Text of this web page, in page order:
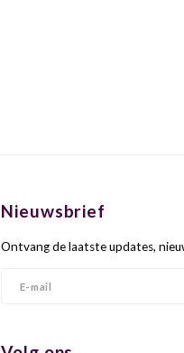
Nieuwsbrief
Ontvang de laatste updates,